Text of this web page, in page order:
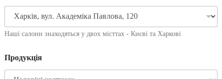
Наші салони знаходяться у двох місттах - Києві та Харкові
Продукція